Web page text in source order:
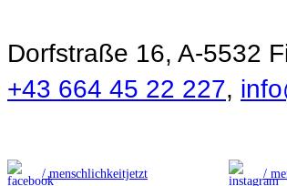
Dorfstraße 16, A-5532
+43 664 45 22 227,
/ menschlichkeitjetzt /